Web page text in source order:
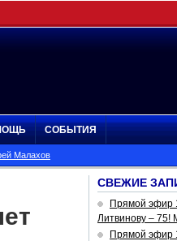
СОБЫТИЯ
Малахов
СВЕЖИЕ
Прямой эфир
Литвинову – 75!
Прямой эфир